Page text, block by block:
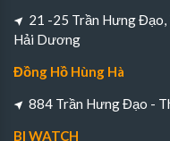
21 -25 Trần Hưng Đạo,
Hải Dương
Đồng Hồ Hùng Hà
884 Trần Hưng Đạo -
BI WATCH